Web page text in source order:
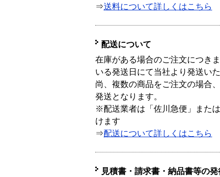
⇒送料について詳しくはこちら
配送について
在庫がある場合のご注文につき
いる発送日にて当社より発送い
尚、複数の商品をご注文の場合
発送となります。
※配送業者は「佐川急便」また
けます
⇒配送について詳しくはこちら
見積書・請求書・納品書等の